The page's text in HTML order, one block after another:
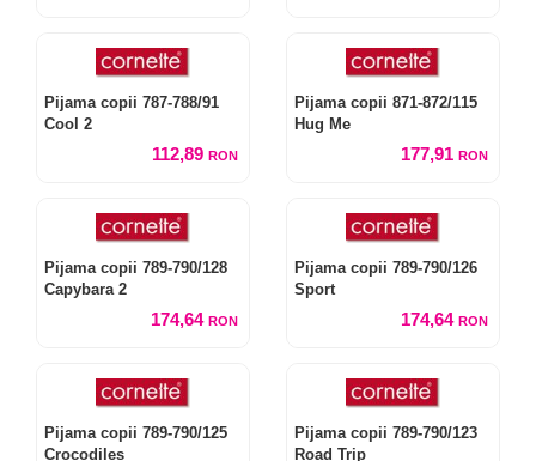
Pijama copii 787-788/91
Cool 2
112,89 RON
Pijama copii 871-872/115
Hug Me
177,91 RON
Pijama copii 789-790/128
Capybara 2
174,64 RON
Pijama copii 789-790/126
Sport
174,64 RON
Pijama copii 789-790/125
Crocodiles
Pijama copii 789-790/123
Road Trip